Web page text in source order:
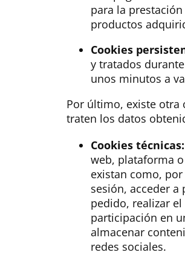
para la
productos
Cookies
y tratados
unos minutos a
Por último, existe otra
traten los datos
Cookies técnicas:
web, plataforma
existan como,
sesión, acceder
pedido, realizar
participación en
almacenar
redes sociales.